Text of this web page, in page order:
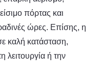
πόρτας και
ώρες. Επίσης, η
καλή κατάσταση,
λειτουργία ή την